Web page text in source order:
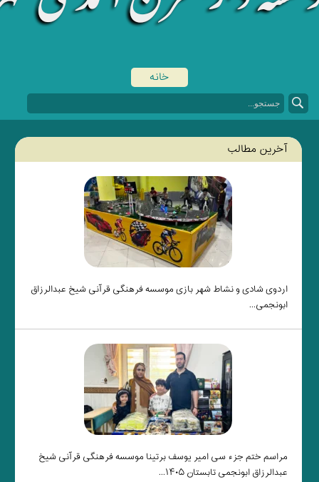
خانه
آخرین مطالب
اردوی شادی و نشاط شهر بازی موسسه فرهنگی قرآنی شیخ عبدالرزاق
ابونجمی...
مراسم ختم جزء سی امیر یوسف برتینا موسسه فرهنگی قرآنی شیخ
عبدالرزاق ابونجمی تابستان ۱۴۰۵...